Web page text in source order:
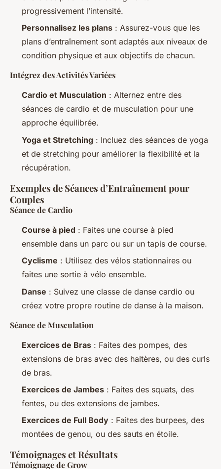
progressivement l’intensité.
Personnalisez les plans : Assurez-vous que les
plans d’entraînement sont adaptés aux niveaux de
condition physique et aux objectifs de chacun.
Intégrez des Activités Variées
Cardio et Musculation : Alternez entre des
séances de cardio et de musculation pour une
approche équilibrée.
Yoga et Stretching : Incluez des séances de yoga
et de stretching pour améliorer la flexibilité et la
récupération.
Exemples de Séances d’Entraînement pour
Couples
Séance de Cardio
Course à pied : Faites une course à pied
ensemble dans un parc ou sur un tapis de course.
Cyclisme : Utilisez des vélos stationnaires ou
faites une sortie à vélo ensemble.
Danse : Suivez une classe de danse cardio ou
créez votre propre routine de danse à la maison.
Séance de Musculation
Exercices de Bras : Faites des pompes, des
extensions de bras avec des haltères, ou des curls
de bras.
Exercices de Jambes : Faites des squats, des
fentes, ou des extensions de jambes.
Exercices de Full Body : Faites des burpees, des
montées de genou, ou des sauts en étoile.
Témoignages et Résultats
Témoignage de Grow